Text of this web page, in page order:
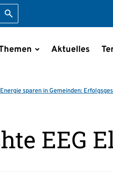
Suche starten
Aktuelles
EEG